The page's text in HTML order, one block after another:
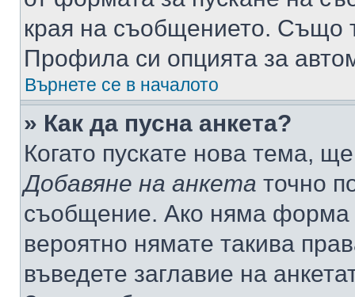
края на съобщението. Също
Профила си опцията за
Върнете се в началото
» Как да пусна анкета?
Когато пускате нова тема,
Добавяне на анкета точно
съобщение. Ако няма форма
вероятно нямате такива
въведете заглавие на